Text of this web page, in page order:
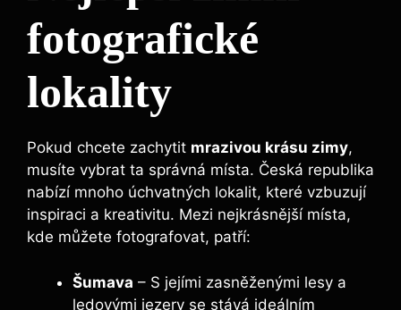
fotografické
lokality
Pokud chcete zachytit mrazivou krásu zimy,
musíte vybrat ta správná místa. Česká republika
nabízí mnoho úchvatných lokalit, které vzbuzují
inspiraci a kreativitu. Mezi nejkrásnější místa,
kde můžete fotografovat, patří:
Šumava – S jejími zasněženými lesy a
ledovými jezery se stává ideálním